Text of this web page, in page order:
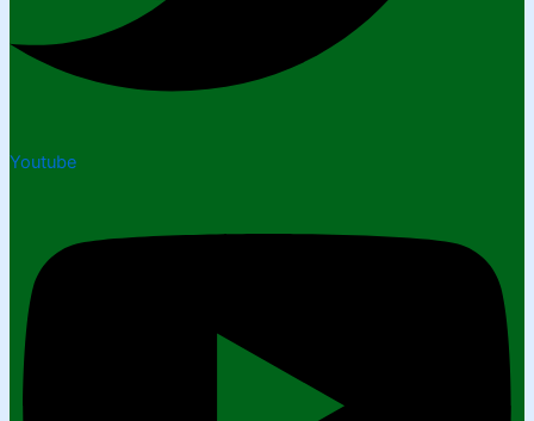
Youtube